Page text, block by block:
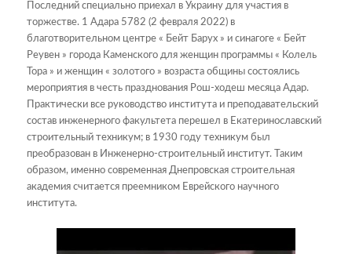
Последний специально приехал в Украину для участия в
торжестве. 1 Адара 5782 (2 февраля 2022) в
благотворительном центре « Бейт Барух » и синагоге « Бейт
Реувен » города Каменского для женщин программы « Колель
Тора » и женщин « золотого » возраста общины состоялись
мероприятия в честь празднования Рош-ходеш месяца Адар.
Практически все руководство института и преподавательский
состав инженерного факультета перешел в Екатеринославский
строительный техникум; в 1930 году техникум был
преобразован в Инженерно-строительный институт. Таким
образом, именно современная Днепровская строительная
академия считается преемником Еврейского научного
института.